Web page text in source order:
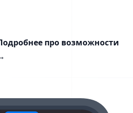
про возможности